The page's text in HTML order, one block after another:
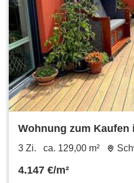
Wohnung zum Kaufen
129 m²
3 Zi. ca. 129,00 m²
4.147 €/m²